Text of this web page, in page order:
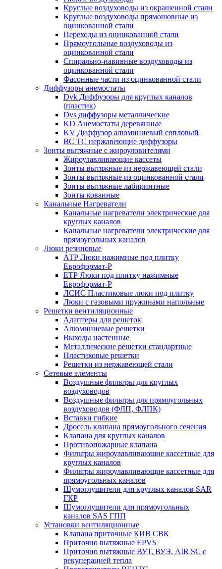
Круглые воздуховоды из окрашенной стали
Круглые воздуховоды прямошовные из
оцинкованной стали
Переходы из оцинкованной стали
Прямоугольные воздуховоды из
оцинкованной стали
Спирально-навивные воздуховоды из
оцинкованной стали
Фасонные части из оцинкованной стали
Диффузоры анемостаты
Dvk Диффузоры для круглых каналов
(пластик)
Dvs диффузоры металлические
KD Анемостаты деревянные
KV Диффузор алюминиевый сопловый
ВС ТС нержавеющие диффузоры
Зонты вытяжные с жироуловителями
Жироулавливающие кассеты
Зонты вытяжные из нержавеющей стали
Зонты вытяжные из оцинкованной стали
Зонты вытяжные лабиринтные
Зонты кованные
Канальные Нагреватели
Канальные нагреватели электрические для
круглых каналов
Канальные нагреватели электрические для
прямоугольных каналов
Люки резиновые
АТР Люки нажимные под плитку
Евроформат-Р
ЕТР Люки под плитку нажимные
Евроформат-Р
ЛСИС Пластиковые люки под плитку
Люки с газовыми пружинами напольные
Решетки вентиляционные
Адаптеры для решеток
Алюминиевые решетки
Выходы настенные
Металлические решетки стандартные
Пластиковые решетки
Решетки из нержавеющей стали
Сетевые элементы
Воздушные фильтры для круглых
воздуховодов
Воздушные фильтры для прямоугольных
воздуховодов (ФЛП, ФЛПК)
Вставки гибкие
Дросель клапана прямоугольного сечения
Клапана для круглых каналов
Противопожарные клапана
Фильтры жироулавливающие кассетные для
круглых каналов
Фильтры жироулавливающие кассетные для
прямоугольных каналов
Шумоглушители для круглых каналов SAR
ГКР
Шумоглушители для прямоугольных
каналов SAS ГПП
Установки вентиляционные
Клапана приточные КИВ СВК
Приточно вытяжные EPVS
Приточно вытяжные ВУТ, ВУЭ, AIR SC с
рекуперацией тепла